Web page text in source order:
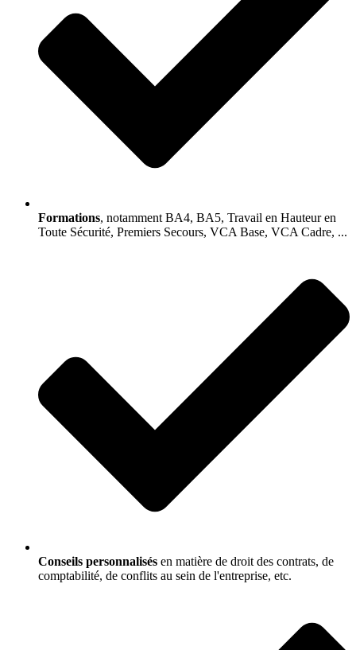
Formations, notamment BA4, BA5, Travail en Hauteur en
Toute Sécurité, Premiers Secours, VCA Base, VCA Cadre, ...
Conseils personnalisés en matière de droit des contrats, de
comptabilité, de conflits au sein de l'entreprise, etc.